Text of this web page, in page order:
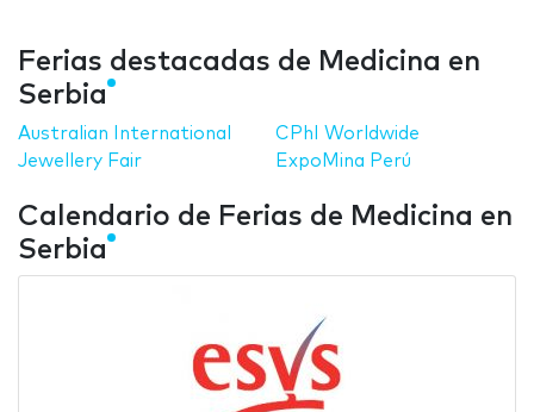
Ferias destacadas de Medicina en
Serbia
Australian International
Jewellery Fair
CPhI Worldwide
ExpoMina Perú
Calendario de Ferias de Medicina en
Serbia